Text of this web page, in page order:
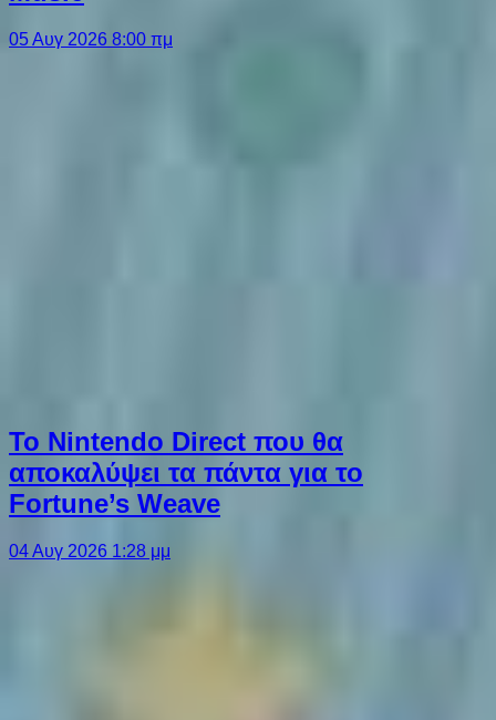
05 Αυγ 2026 8:00 πμ
Το Nintendo Direct που θα
αποκαλύψει τα πάντα για το
Fortune’s Weave
04 Αυγ 2026 1:28 μμ